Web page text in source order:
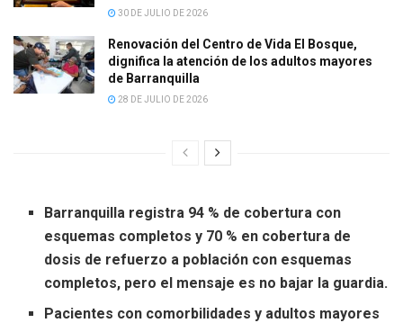
30 DE JULIO DE 2026
Renovación del Centro de Vida El Bosque,
dignifica la atención de los adultos mayores
de Barranquilla
28 DE JULIO DE 2026
Barranquilla registra 94 % de cobertura con
esquemas completos y 70 % en cobertura de
dosis de refuerzo a población con esquemas
completos, pero el mensaje es no bajar la guardia.
Pacientes con comorbilidades y adultos mayores